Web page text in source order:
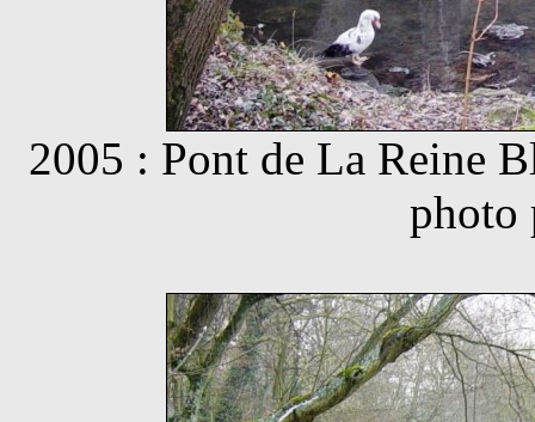
2005 : Pont de La Reine
photo